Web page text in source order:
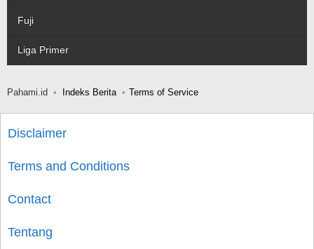
Fuji
Liga Primer
Pahami.id Indeks Berita Terms of Service
Disclaimer
Terms and Conditions
Contact
Tentang